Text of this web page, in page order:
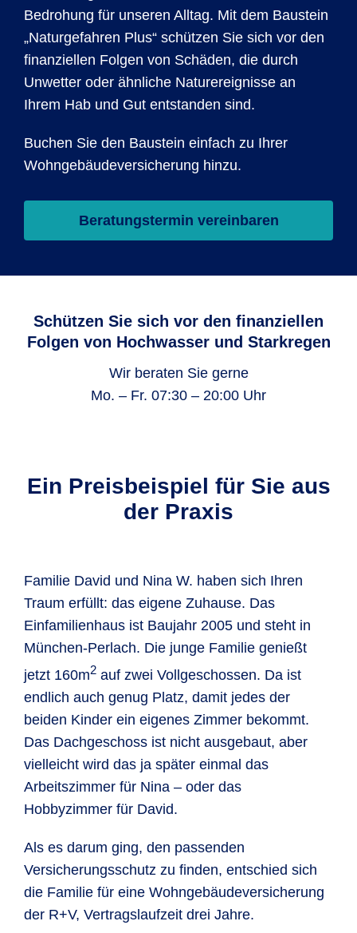
Bedrohung für unseren Alltag. Mit dem Bau­stein
„Natur­gefahren Plus“ schützen Sie sich vor den
finan­ziellen Folgen von Schäden, die durch
Unwetter oder ähnliche Natur­ereig­nisse an
Ihrem Hab und Gut entstanden sind.
Buchen Sie den Bau­stein einfach zu Ihrer
Wohngebäudeversicherung hinzu.
Beratungstermin vereinbaren
Schützen Sie sich vor den finanziellen
Folgen von Hochwasser und Starkregen
Wir beraten Sie gerne
Mo. – Fr. 07:30 – 20:00 Uhr
Ein Preisbeispiel für Sie aus
der Praxis
Familie David und Nina W. haben sich Ihren
Traum erfüllt: das eigene Zuhause. Das
Einfamilienhaus ist Baujahr 2005 und steht in
München-Perlach. Die junge Familie genießt
jetzt 160m2 auf zwei Vollgeschossen. Da ist
endlich auch genug Platz, damit jedes der
beiden Kinder ein eigenes Zimmer bekommt.
Das Dachgeschoss ist nicht ausgebaut, aber
vielleicht wird das ja später einmal das
Arbeitszimmer für Nina – oder das
Hobbyzimmer für David.
Als es darum ging, den passenden
Versicherungsschutz zu finden, entschied sich
die Familie für eine Wohngebäudeversicherung
der R+V, Vertragslaufzeit drei Jahre.